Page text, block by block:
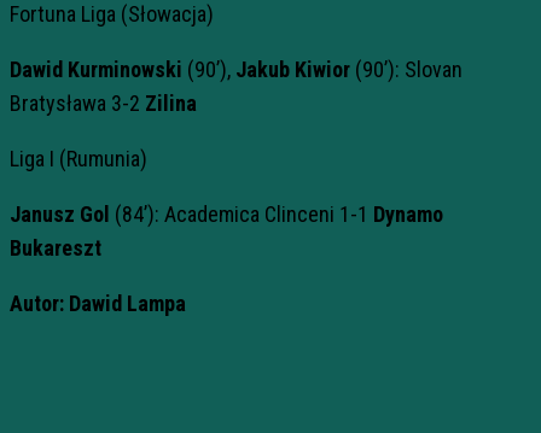
Fortuna Liga (Słowacja)
Dawid Kurminowski (90’), Jakub Kiwior (90’): Slovan
Bratysława 3-2 Zilina
Liga I (Rumunia)
Janusz Gol (84’): Academica Clinceni 1-1 Dynamo
Bukareszt
Autor: Dawid Lampa